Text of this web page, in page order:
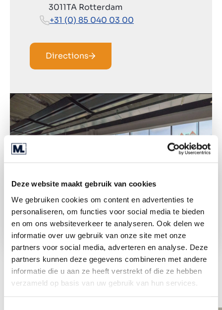
Deze website maakt gebruik van cookies
We gebruiken cookies om content en advertenties te
personaliseren, om functies voor social media te bieden
en om ons websiteverkeer te analyseren. Ook delen we
informatie over uw gebruik van onze site met onze
partners voor social media, adverteren en analyse. Deze
partners kunnen deze gegevens combineren met andere
informatie die u aan ze heeft verstrekt of die ze hebben
verzameld op basis van uw gebruik van hun services.
3011TA Rotterdam
+31 (0) 85 040 03 00
Directions
Other colleagues